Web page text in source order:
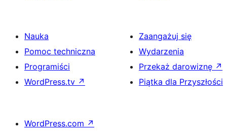
Nauka
Pomoc techniczna
Programiści
WordPress.tv ↗
Zaangażuj się
Wydarzenia
Przekaż darowiznę ↗
Piątka dla Przyszłości
WordPress.com ↗